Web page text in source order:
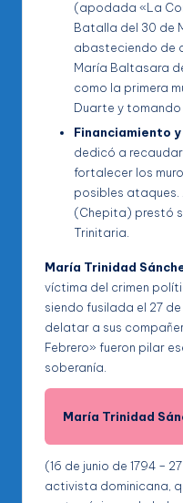
(apodada «La
Batalla del 30 de
abasteciendo de
María Baltasara
como la primera
Duarte y tomando
Financiamiento
dedicó a
fortalecer los
posibles ataques.
(Chepita) prestó
Trinitaria.
María Trinidad
víctima del crimen
siendo fusilada el 27
delatar a sus
Febrero» fueron pilar
soberanía.
María Trinidad
(16 de junio de 1794 –
activista dominicana,